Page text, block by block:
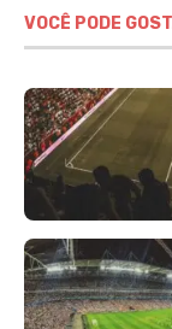
VOCÊ PODE